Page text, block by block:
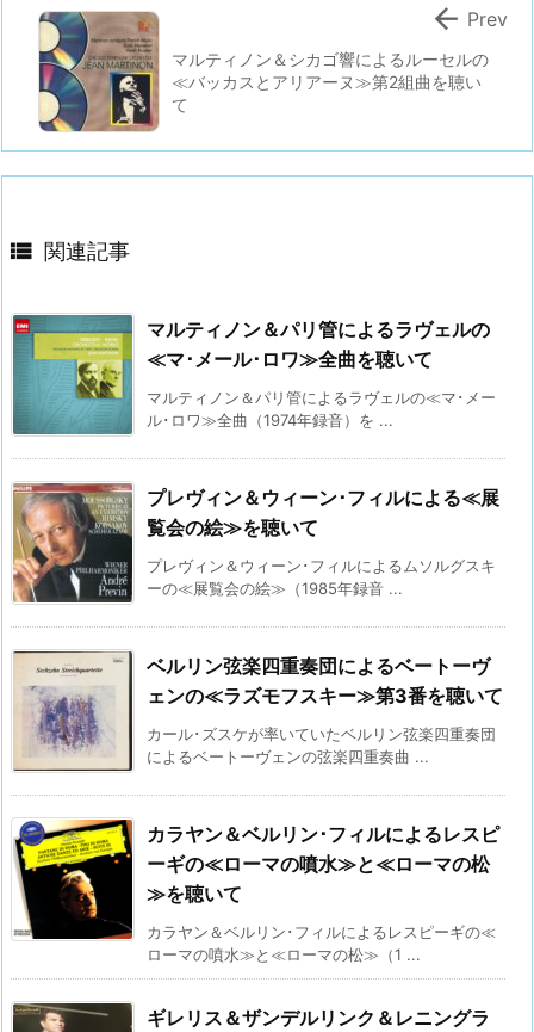
マルティノン＆シカゴ響によるルーセルの
≪バッカスとアリアーヌ≫第2組曲を聴い
て
 Prev
 関連記事
マルティノン＆パリ管によるラヴェルの
≪マ･メール･ロワ≫全曲を聴いて
マルティノン＆パリ管によるラヴェルの≪マ･メー
ル･ロワ≫全曲（1974年録音）を ...
プレヴィン＆ウィーン･フィルによる≪展
覧会の絵≫を聴いて
プレヴィン＆ウィーン･フィルによるムソルグスキ
ーの≪展覧会の絵≫（1985年録音 ...
ベルリン弦楽四重奏団によるベートーヴ
ェンの≪ラズモフスキー≫第3番を聴いて
カール･ズスケが率いていたベルリン弦楽四重奏団
によるベートーヴェンの弦楽四重奏曲 ...
カラヤン＆ベルリン･フィルによるレスピ
ーギの≪ローマの噴水≫と≪ローマの松
≫を聴いて
カラヤン＆ベルリン･フィルによるレスピーギの≪
ローマの噴水≫と≪ローマの松≫（1 ...
ギレリス＆ザンデルリンク＆レニングラ